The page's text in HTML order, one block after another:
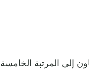
التعاون إلى المرتبة الخامسة